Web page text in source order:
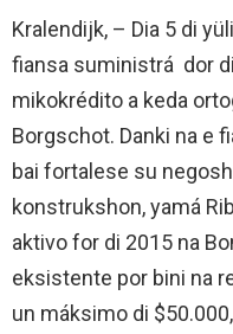
Kralendijk, – Dia 5 di
fiansa suministrá dor
mikokrédito a keda
Borgschot. Danki na e
bai fortalese su
konstrukshon, yamá
aktivo for di 2015 na
eksistente por bini na
un máksimo di